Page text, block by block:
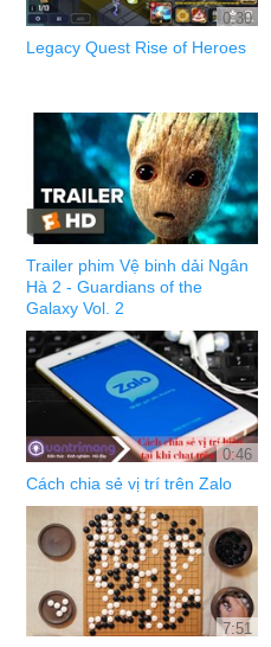
0:30
Legacy Quest Rise of Heroes
Trailer phim Vệ binh dải Ngân
Hà 2 - Guardians of the
Galaxy Vol. 2
0:46
Cách chia sẻ vị trí trên Zalo
7:51